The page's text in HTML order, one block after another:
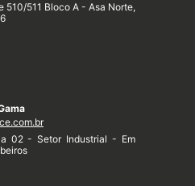
510/511 Bloco A - Asa Norte,
02 - Setor Industrial - Em